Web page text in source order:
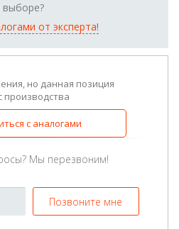
выборе?
от эксперта!
но данная позиция
производства
с аналогами
Мы перезвоним!
Позвоните мне